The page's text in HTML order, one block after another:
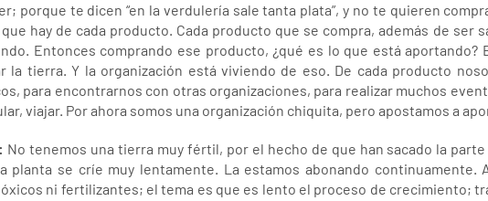
porque te dicen “en la verdulería sale tanta plata”, y no te quieren
hay de cada producto. Cada producto que se compra, además de ser
Entonces comprando ese producto, ¿qué es lo que está aportando?
la tierra. Y la organización está viviendo de eso. De cada producto
para encontrarnos con otras organizaciones, para realizar muchos
viajar. Por ahora somos una organización chiquita, pero apostamos a
No tenemos una tierra muy fértil, por el hecho de que han sacado la
planta se críe muy lentamente. La estamos abonando continuamente.
ni fertilizantes; el tema es que es lento el proceso de crecimiento;